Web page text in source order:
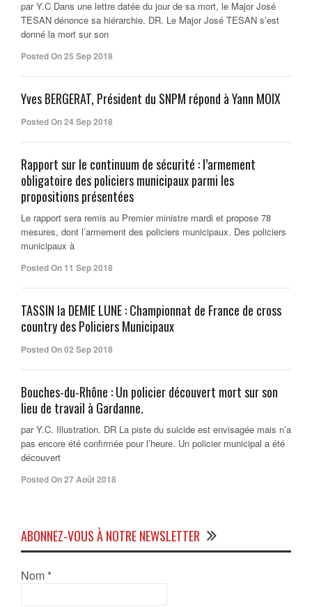
par Y.C Dans une lettre datée du jour de sa mort, le Major José
TESAN dénonce sa hiérarchie. DR. Le Major José TESAN s’est
donné la mort sur son
Posted On 25 Sep 2018
Yves BERGERAT, Président du SNPM répond à Yann MOIX
Posted On 24 Sep 2018
Rapport sur le continuum de sécurité : l’armement
obligatoire des policiers municipaux parmi les
propositions présentées
Le rapport sera remis au Premier ministre mardi et propose 78
mesures, dont l’armement des policiers municipaux. Des policiers
municipaux à
Posted On 11 Sep 2018
TASSIN la DEMIE LUNE : Championnat de France de cross
country des Policiers Municipaux
Posted On 02 Sep 2018
Bouches-du-Rhône : Un policier découvert mort sur son
lieu de travail à Gardanne.
par Y.C. Illustration. DR La piste du suicide est envisagée mais n’a
pas encore été confirmée pour l’heure. Un policier municipal a été
découvert
Posted On 27 Août 2018
ABONNEZ-VOUS À NOTRE NEWSLETTER
Nom *